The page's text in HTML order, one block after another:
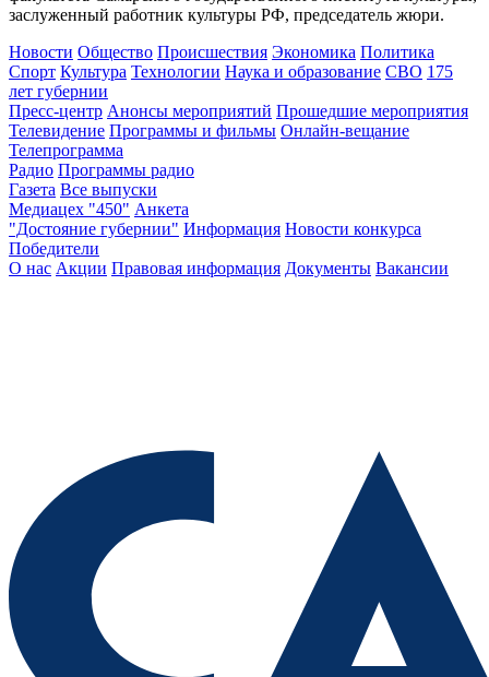
заслуженный работник культуры РФ, председатель жюри.
Новости Общество Происшествия Экономика Политика
Спорт Культура Технологии Наука и образование СВО 175
лет губернии
Пресс-центр Анонсы мероприятий Прошедшие мероприятия
Телевидение Программы и фильмы Онлайн-вещание
Телепрограмма
Радио Программы радио
Газета Все выпуски
Медиацех "450" Анкета
"Достояние губернии" Информация Новости конкурса
Победители
О нас Акции Правовая информация Документы Вакансии